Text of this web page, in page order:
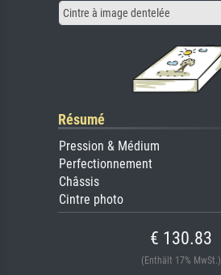
Cintre à image dentelée
Résumé
Pression & Médium
Perfectionnement
Châssis
Cintre photo
€ 130.83
(Enthält 17% MwSt.)